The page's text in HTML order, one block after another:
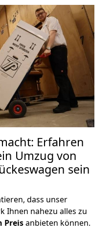
Erfahren
Umzug von
sein
dass unser
Ihnen nahezu alles zu
Preisanbieten können.